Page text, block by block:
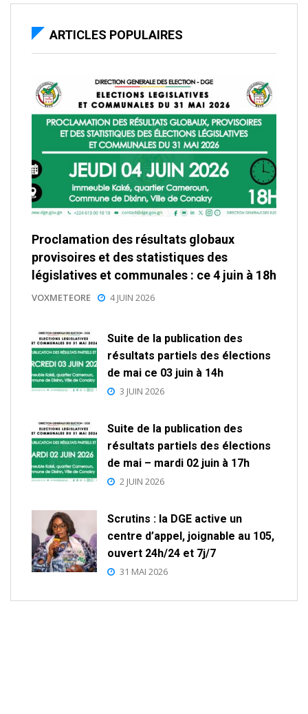
ARTICLES POPULAIRES
Proclamation des résultats globaux
provisoires et des statistiques des
législatives et communales : ce 4 juin à 18h
VOXMETEORE 4 JUIN 2026
Suite de la publication des
résultats partiels des élections
de mai ce 03 juin à 14h
3 JUIN 2026
Suite de la publication des
résultats partiels des élections
de mai – mardi 02 juin à 17h
2 JUIN 2026
Scrutins : la DGE active un
centre d’appel, joignable au 105,
ouvert 24h/24 et 7j/7
31 MAI 2026